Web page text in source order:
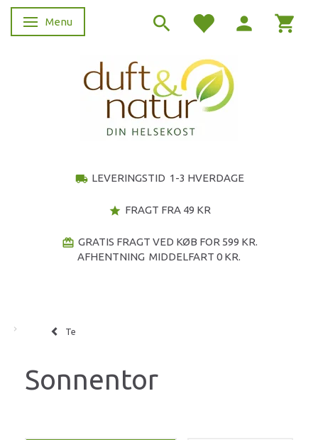
Skifte navigation
Menu
local_shipping LEVERINGSTID 1-3 HVERDAGE
star FRAGT FRA 49 KR
redeem GRATIS FRAGT VED KØB FOR 599 KR.
AFHENTNING MIDDELFART 0 KR.
Te
Sonnentor